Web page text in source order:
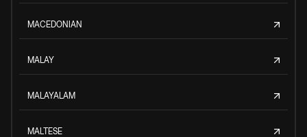
MACEDONIAN
MALAY
MALAYALAM
MALTESE